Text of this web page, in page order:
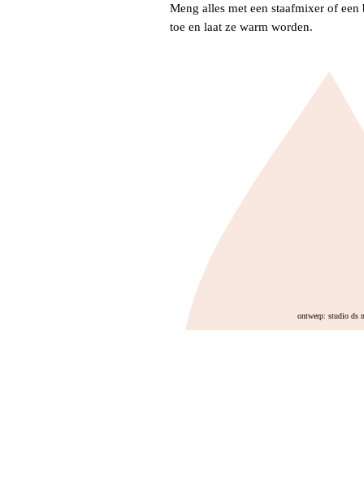
Meng alles met een staafmixer of
toe en laat ze warm worden.
ontwerp: studio ds